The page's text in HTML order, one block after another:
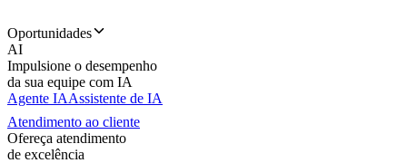
Oportunidades
AI
Impulsione o desempenho
da sua equipe com IA
Agente IAAssistente de IA
Atendimento ao cliente
Ofereça atendimento
de excelência